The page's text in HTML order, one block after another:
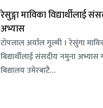
रेसुङ्गा माविका विद्यार्थीलाई
अभ्यास
टोपलाल अर्याल गुल्मी । रेसुंगा
बिद्यार्थीलाई संसदीय नमुना
बिद्यालय उमेरबाटै…